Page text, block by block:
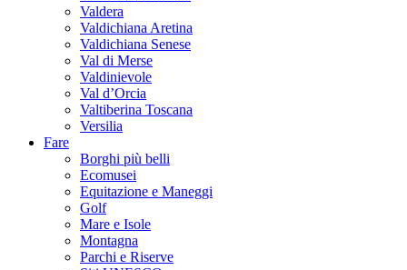
Valdera
Valdichiana Aretina
Valdichiana Senese
Val di Merse
Valdinievole
Val d’Orcia
Valtiberina Toscana
Versilia
Fare
Borghi più belli
Ecomusei
Equitazione e Maneggi
Golf
Mare e Isole
Montagna
Parchi e Riserve